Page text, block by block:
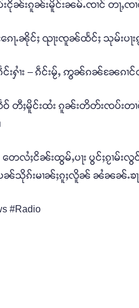
ပ်းငိုၼ်းၵူၼ်းမိူင်းၼမ်ႉၸၢင် တႃႇၸၢ
ေႃႉၼိုင်ႈ ၺႃးၸူၼ်ထႅင်ႈ သုမ်းပႃ
င်းႁၢႆး – ၵဵင်းမႂ်ႇ ဢွၼ်ၵၼ်ၼႄၵ
တီႈမိူင်းထႆး ၵူၼ်းတိတ်းၸပ်းတၢင်း
လႆႈငိၼ်းထွမ်ႇပႃး ပွင်ႈၵႂၢမ်းလွင်
ၼ်သိုၵ်းမၢၼ်ႈၵူႈလိူၼ် ၼႆၼၼ်ႉၶႃႈ
#Radio